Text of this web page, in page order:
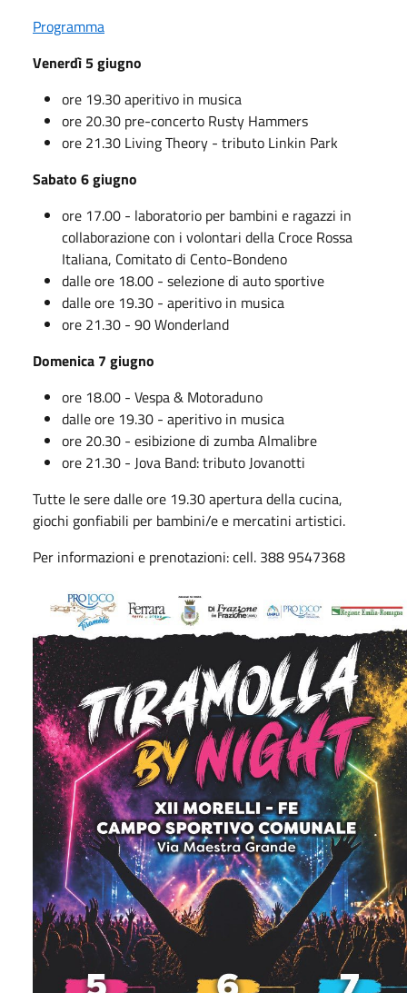
Programma
Venerdì 5 giugno
ore 19.30 aperitivo in musica
ore 20.30 pre-concerto Rusty Hammers
ore 21.30 Living Theory - tributo Linkin Park
Sabato 6 giugno
ore 17.00 - laboratorio per bambini e ragazzi in
collaborazione con i volontari della Croce Rossa
Italiana, Comitato di Cento-Bondeno
dalle ore 18.00 - selezione di auto sportive
dalle ore 19.30 - aperitivo in musica
ore 21.30 - 90 Wonderland
Domenica 7 giugno
ore 18.00 - Vespa & Motoraduno
dalle ore 19.30 - aperitivo in musica
ore 20.30 - esibizione di zumba Almalibre
ore 21.30 - Jova Band: tributo Jovanotti
Tutte le sere dalle ore 19.30 apertura della cucina,
giochi gonfiabili per bambini/e e mercatini artistici.
Per informazioni e prenotazioni: cell. 388 9547368